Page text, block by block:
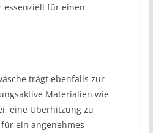
essenziell für einen
trägt ebenfalls zur
Materialien wie
eine Überhitzung zu
ein angenehmes